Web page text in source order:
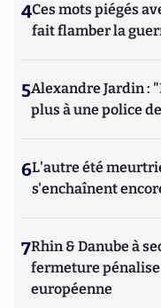
4Ces mots piégés
fait flamber la
5Alexandre Jardin :
plus à une police
6L'autre été
s'enchaînent
7Rhin & Danube à
fermeture
européenne